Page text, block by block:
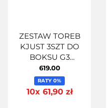
ZESTAW TOREB
KJUST 3SZT DO
BOKSU G3
ABSOLUTE 400
619.00
RATY 0%
10x 61,90 zł